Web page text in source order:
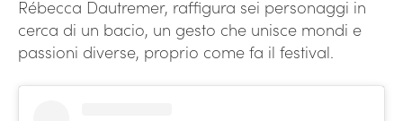
Rébecca Dautremer, raffigura sei personaggi in
cerca di un bacio, un gesto che unisce mondi e
passioni diverse, proprio come fa il festival.